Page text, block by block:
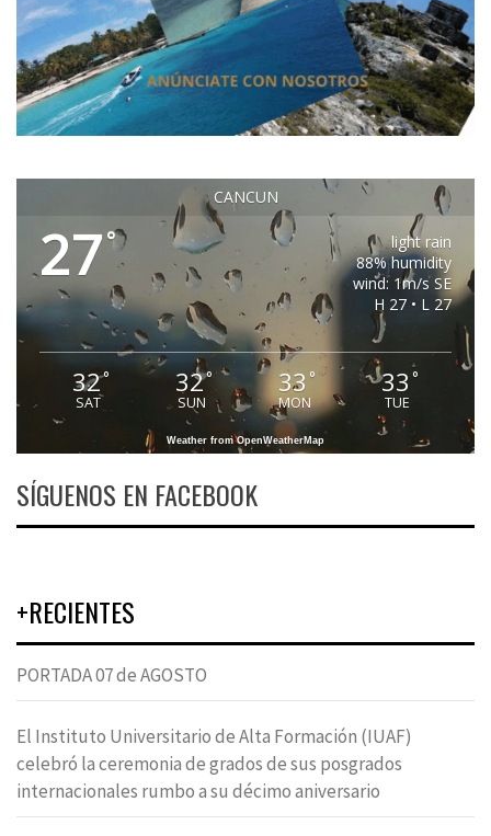
CANCUN
27°
light rain
88% humidity
wind: 1m/s SE
H 27 • L 27
32°
SAT
32°
SUN
33 °
MON
33 °
TUE
Weather from OpenWeatherMap
SÍGUENOS EN FACEBOOK
+RECIENTES
PORTADA 07 de AGOSTO
El Instituto Universitario de Alta Formación (IUAF)
celebró la ceremonia de grados de sus posgrados
internacionales rumbo a su décimo aniversario